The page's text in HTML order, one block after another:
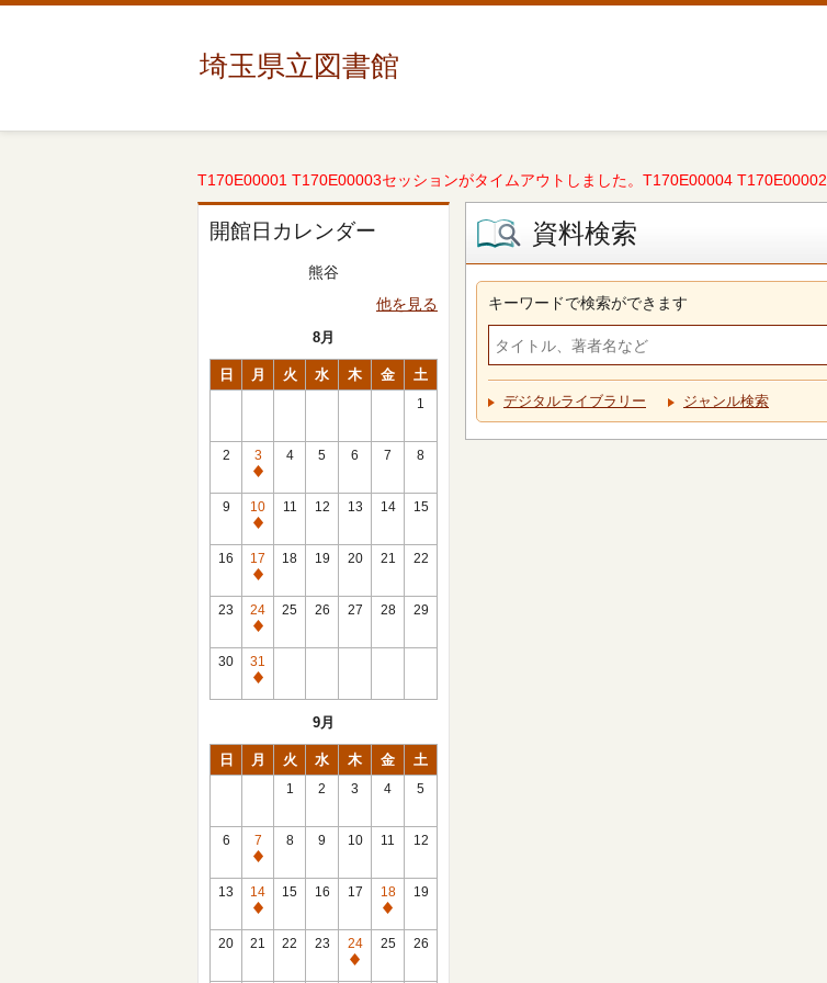
埼玉県立図書館
T170E00001 T170E00003セッションがタイムアウトしました。T170E00004 T170E00002
開館日カレンダー
熊谷
他を見る
8月
日 月 火 水 木 金 土
1
2
3
休
館
日
4 5 6 7 8
9
10
休
館
日
11 12 13 14 15
16
17
休
館
日
18 19 20 21 22
23
24
休
館
日
25 26 27 28 29
30
31
休
9月
日 月 火 水 木 金 土
1 2 3 4 5
6
7
休
館
日
8 9 10 11 12
13
14
休
館
15 16 17
18
休
館
19
20 21 22 23
24
休
25 26
資料検索
キーワードで検索ができます
デジタルライブラリー ジャンル検索